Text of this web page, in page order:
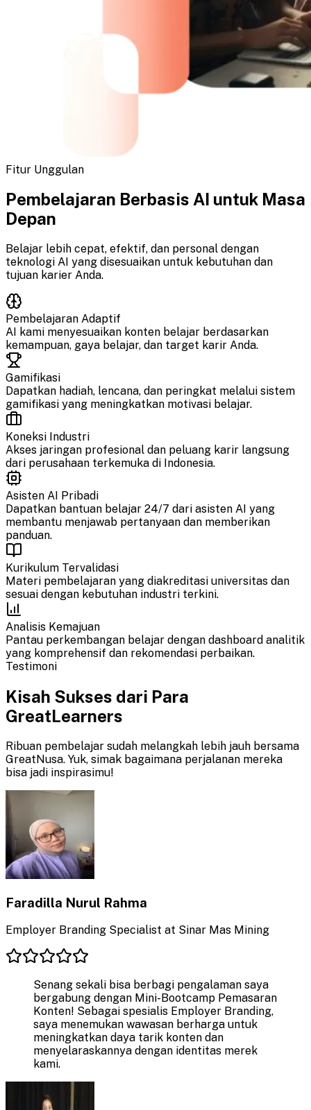
Fitur Unggulan
Pembelajaran Berbasis AI untuk Masa
Depan
Belajar lebih cepat, efektif, dan personal dengan
teknologi AI yang disesuaikan untuk kebutuhan dan
tujuan karier Anda.
Pembelajaran Adaptif
AI kami menyesuaikan konten belajar berdasarkan
kemampuan, gaya belajar, dan target karir Anda.
Gamifikasi
Dapatkan hadiah, lencana, dan peringkat melalui sistem
gamifikasi yang meningkatkan motivasi belajar.
Koneksi Industri
Akses jaringan profesional dan peluang karir langsung
dari perusahaan terkemuka di Indonesia.
Asisten AI Pribadi
Dapatkan bantuan belajar 24/7 dari asisten AI yang
membantu menjawab pertanyaan dan memberikan
panduan.
Kurikulum Tervalidasi
Materi pembelajaran yang diakreditasi universitas dan
sesuai dengan kebutuhan industri terkini.
Analisis Kemajuan
Pantau perkembangan belajar dengan dashboard analitik
yang komprehensif dan rekomendasi perbaikan.
Testimoni
Kisah Sukses dari Para
GreatLearners
Ribuan pembelajar sudah melangkah lebih jauh bersama
GreatNusa. Yuk, simak bagaimana perjalanan mereka
bisa jadi inspirasimu!
Faradilla Nurul Rahma
Employer Branding Specialist at Sinar Mas Mining
Senang sekali bisa berbagi pengalaman saya
bergabung dengan Mini-Bootcamp Pemasaran
Konten! Sebagai spesialis Employer Branding,
saya menemukan wawasan berharga untuk
meningkatkan daya tarik konten dan
menyelaraskannya dengan identitas merek
kami.